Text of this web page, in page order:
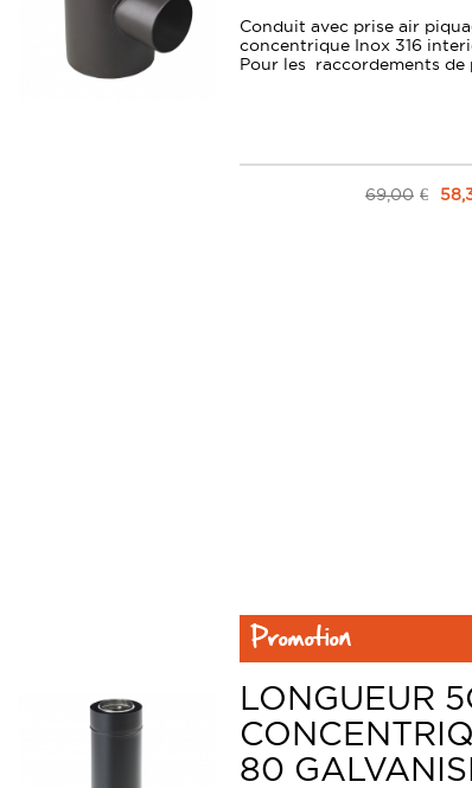
Conduit avec prise air
concentrique Inox 316
Pour les raccordements de
69,00 €
Promotion
LONGUEUR
80